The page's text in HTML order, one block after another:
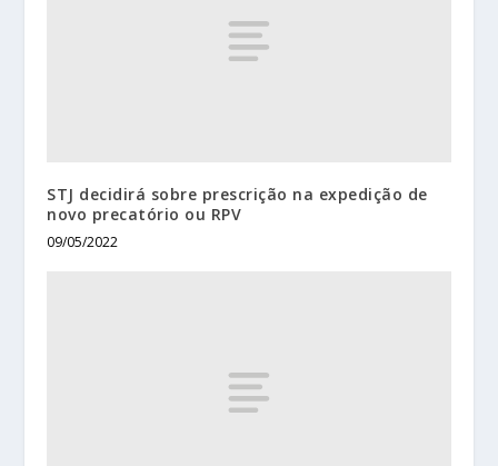
STJ decidirá sobre prescrição na expedição de
novo precatório ou RPV
09/05/2022